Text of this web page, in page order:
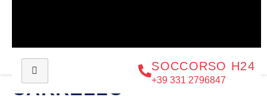
SOCCORSO H24
+39 331 2796847
CARRELLO